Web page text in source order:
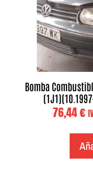
Bomba
76,44€